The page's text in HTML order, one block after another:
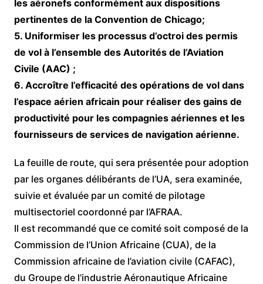
les aéronefs conformément aux dispositions
pertinentes de la Convention de Chicago;
5. Uniformiser les processus d’octroi des permis
de vol à l’ensemble des Autorités de l’Aviation
Civile (AAC) ;
6. Accroître l’efficacité des opérations de vol dans
l’espace aérien africain pour réaliser des gains de
productivité pour les compagnies aériennes et les
fournisseurs de services de navigation aérienne.
La feuille de route, qui sera présentée pour adoption
par les organes délibérants de l’UA, sera examinée,
suivie et évaluée par un comité de pilotage
multisectoriel coordonné par l’AFRAA.
Il est recommandé que ce comité soit composé de la
Commission de l’Union Africaine (CUA), de la
Commission africaine de l’aviation civile (CAFAC),
du Groupe de l’industrie Aéronautique Africaine